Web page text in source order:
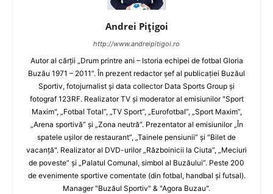
Andrei Pițigoi
http://www.andreipitigoi.ro
Autor al cărţii „Drum printre ani – Istoria echipei de fotbal Gloria
Buzău 1971 – 2011”. În prezent redactor şef al publicaţiei Buzăul
Sportiv, fotojurnalist şi data collector Data Sports Group şi
fotograf 123RF. Realizator TV şi moderator al emisiunilor "Sport
Maxim", „Fotbal Total”, „TV Sport”, „Eurofotbal”, „Sport Maxim”,
„Arena sportivă” şi „Zona neutră”. Prezentator al emisiunilor „În
spatele uşilor de restaurant”, „Tainele pensiunii” şi "Bilet de
vacanţă". Realizator al DVD-urilor „Războinicii la Ciuta”, „Meciuri
de poveste” şi „Palatul Comunal, simbol al Buzăului”. Peste 200
de evenimente sportive comentate (din fotbal, handbal şi futsal).
Manager "Buzăul Sportiv" & "Agora Buzau".